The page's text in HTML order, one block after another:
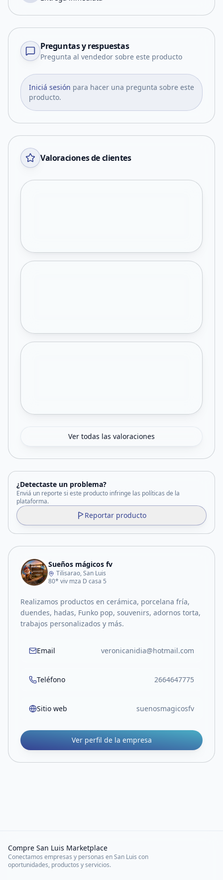
Preguntas y respuestas
Pregunta al vendedor sobre este producto
Iniciá sesión para hacer una pregunta sobre este
producto.
Valoraciones de clientes
Ver todas las valoraciones
¿Detectaste un problema?
Enviá un reporte si este producto infringe las políticas de la
plataforma.
Reportar producto
Sueños mágicos fv
Tilisarao, San Luis
80* viv mza D casa 5
Realizamos productos en cerámica, porcelana fría,
duendes, hadas, Funko pop, souvenirs, adornos torta,
trabajos personalizados y más.
Email veronicanidia@hotmail.com
Teléfono 2664647775
Sitio web suenosmagicosfv
Ver perfil de la empresa
Compre San Luis Marketplace
Conectamos empresas y personas en San Luis con
oportunidades, productos y servicios.